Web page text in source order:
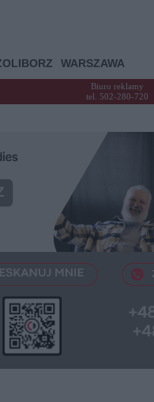
WARSZAWA
Biuro reklamy
tel. 502-280-720